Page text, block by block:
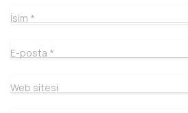
İsim *
E-posta *
Web sitesi